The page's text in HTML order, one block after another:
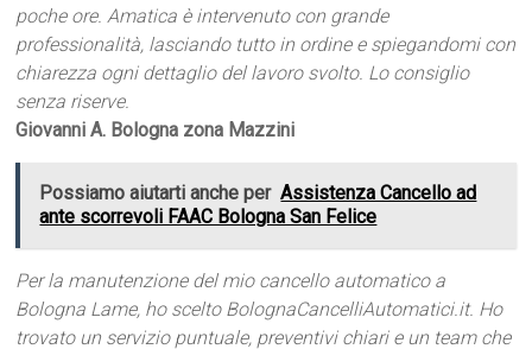
poche ore. Amatica è intervenuto con grande
professionalità, lasciando tutto in ordine e spiegandomi con
chiarezza ogni dettaglio del lavoro svolto. Lo consiglio
senza riserve.
Giovanni A. Bologna zona Mazzini
Possiamo aiutarti anche per Assistenza Cancello ad
ante scorrevoli FAAC Bologna San Felice
Per la manutenzione del mio cancello automatico a
Bologna Lame, ho scelto BolognaCancelliAutomatici.it. Ho
trovato un servizio puntuale, preventivi chiari e un team che